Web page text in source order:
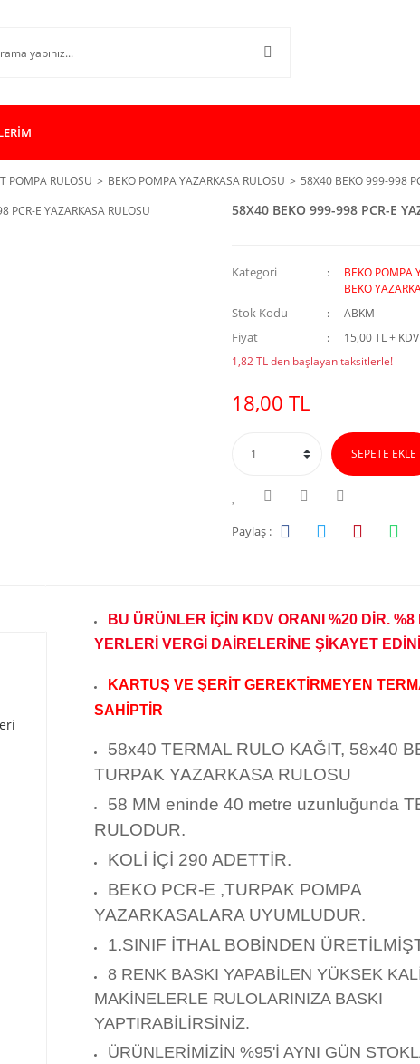
POMPA RULOSU BEKO POMPA YAZARKASA RULOSU 58X40 BEKO 999-998
58X40 BEKO 999-998 PCR-E
Kategori BEKO POMPA
BEKO
Stok Kodu ABKM
Fiyat
15,00 TL + KDV
1,82 TL den başlayan taksitlerle!
18,00 TL
SEPETE EKLE
Paylaş :
BU ÜRÜNLER İÇİN KDV ORANI %20 DİR. %8
YERLERİ VERGİ DAİRELERİNE ŞİKAYET
KARTUŞ VE ŞERİT GEREKTİRMEYEN
SAHİPTİR
58x40 TERMAL RULO KAĞIT, 58x40
TURPAK YAZARKASA RULOSU
58 MM eninde 40 metre uzunluğunda
RULODUR.
KOLİ İÇİ 290 ADETTİR.
BEKO PCR-E ,TURPAK POMPA
YAZARKASALARA UYUMLUDUR.
1.SINIF İTHAL BOBİNDEN
8 RENK BASKI YAPABİLEN YÜKSEK
MAKİNELERLE RULOLARINIZA BASKI
YAPTIRABİLİRSİNİZ.
ÜRÜNLERİMİZİN %95'İ AYNI GÜN